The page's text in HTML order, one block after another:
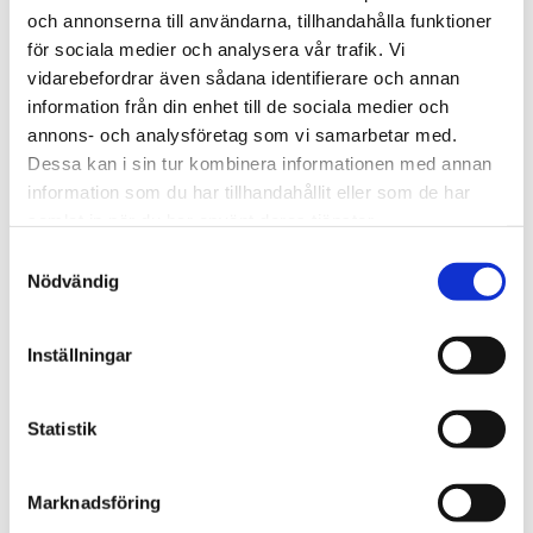
och annonserna till användarna, tillhandahålla funktioner
för sociala medier och analysera vår trafik. Vi
vidarebefordrar även sådana identifierare och annan
information från din enhet till de sociala medier och
annons- och analysföretag som vi samarbetar med.
Dessa kan i sin tur kombinera informationen med annan
information som du har tillhandahållit eller som de har
Nödvändig
Inställningar
Statistik
Marknadsföring
Regeringen
Kritiserade Israel – har
blivit utsedd till Sveriges
ambassadör i Libanon